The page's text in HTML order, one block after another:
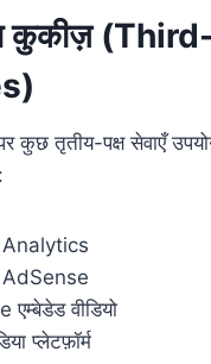
कुकीज़
कुछ तृतीय-पक्ष सेवाएँ
वीडियो
प्लेटफ़ॉर्म